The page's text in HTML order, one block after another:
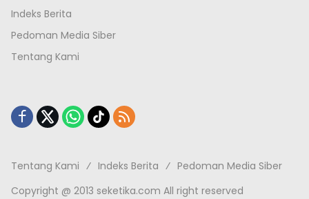
Indeks Berita
Pedoman Media Siber
Tentang Kami
Tentang Kami Indeks Berita
Pedoman Media Siber
Copyright @ 2013 seketika.com All right reserved